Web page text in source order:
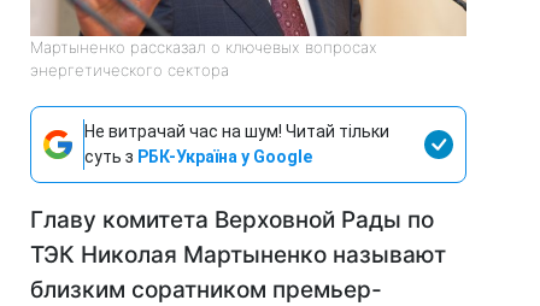
Мартыненко рассказал о ключевых вопросах
энергетического сектора
Не витрачай час на шум! Читай тільки
суть з РБК-Україна у Google
Главу комитета Верховной Рады по
ТЭК Николая Мартыненко называют
близким соратником премьер-